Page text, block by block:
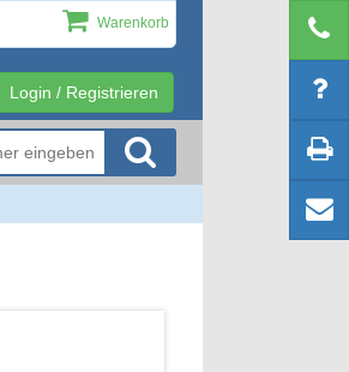
Login / Registrieren
Warenkorb